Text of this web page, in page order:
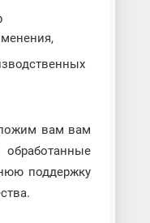
вам вам
поддержку